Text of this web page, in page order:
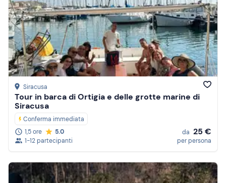
Siracusa
Tour in barca di Ortigia e delle grotte marine di
Siracusa
Conferma immediata
1,5 ore
5.0
1-12 partecipanti
da 25 €
per persona